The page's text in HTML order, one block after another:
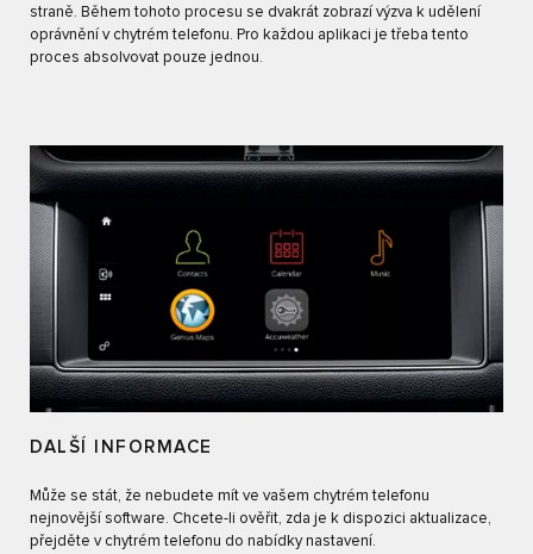
straně. Během tohoto procesu se dvakrát zobrazí výzva k udělení
oprávnění v chytrém telefonu. Pro každou aplikaci je třeba tento
proces absolvovat pouze jednou.
DALŠÍ INFORMACE
Může se stát, že nebudete mít ve vašem chytrém telefonu
nejnovější software. Chcete-li ověřit, zda je k dispozici aktualizace,
přejděte v chytrém telefonu do nabídky nastavení.